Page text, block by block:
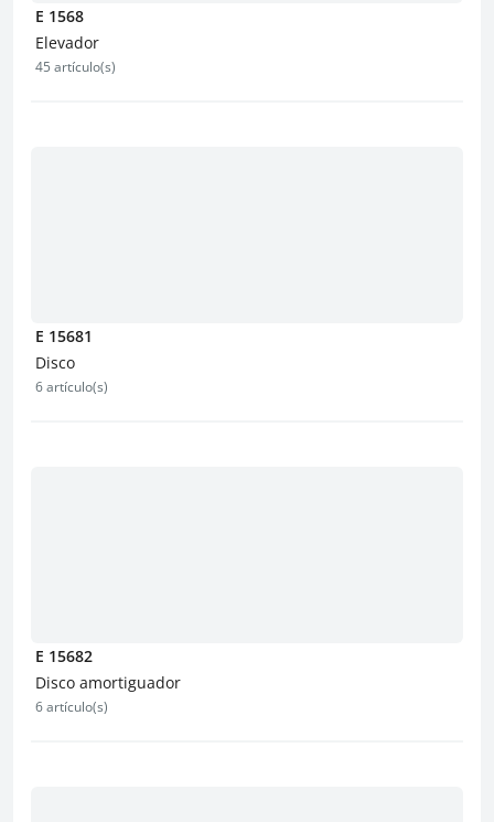
E 1568
Elevador
45 artículo(s)
E 15681
Disco
6 artículo(s)
E 15682
Disco amortiguador
6 artículo(s)